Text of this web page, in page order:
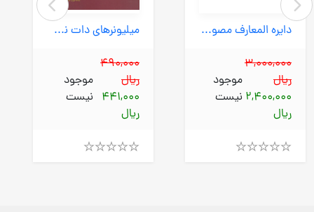
میلیونرهای دات نت (بهارسبز) رقعی شومیز
490,000
ریال
441,000
ریال
موجود
نیست
دایره المعارف مصور تاریخ مافیا (سایان) رحلی سلفون
3,000,000
ریال
2,400,000
ریال
موجود
نیست